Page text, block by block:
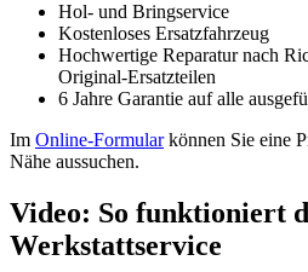
Hol- und Bringservice
Kostenloses Ersatzfahrzeug
Hochwertige Reparatur nach
Original-Ersatzteilen
6 Jahre Garantie auf alle
Im Online-Formularkönnen Sie eine
Nähe aussuchen.
Video: So funktioniert
Werkstattservice